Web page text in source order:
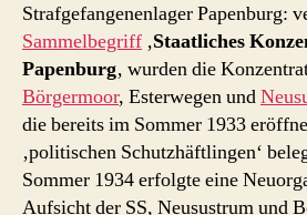
Strafgefangenenlager Papenburg:
Sammelbegriff ‚Staatliches
Papenburg‚ wurden die
Börgermoor, Esterwegen und
die bereits im Sommer 1933
‚politischen Schutzhäftlingen‘
Sommer 1934 erfolgte eine
Aufsicht der SS, Neusustrum und